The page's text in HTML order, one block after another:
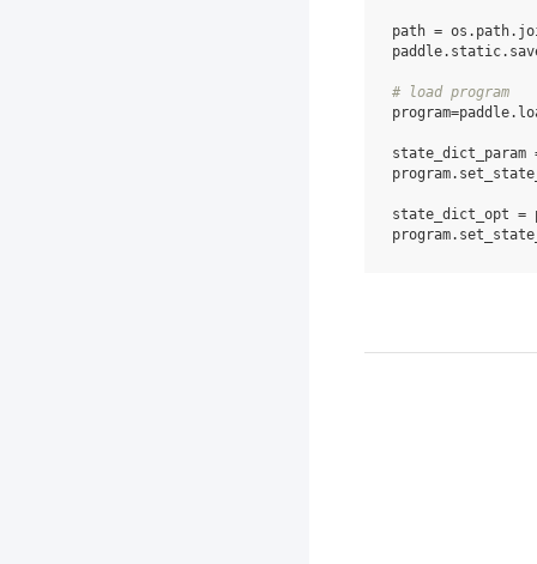
path = os . path.
paddle. static.
# load program
program=paddle.
state_dict_param
program.
state_dict_opt =
program.